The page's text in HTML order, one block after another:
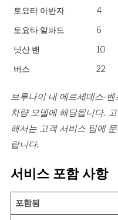
차량 종류
좌석
토요타 아반자 4
토요타 알파드
6
닛산 밴
10
버스
22
브루나이 내 메르세데스-
차량 모델에 해당됩니다.
해서는 고객 서비스 팀에
랍니다.
서비스 포함 사항
포함됨